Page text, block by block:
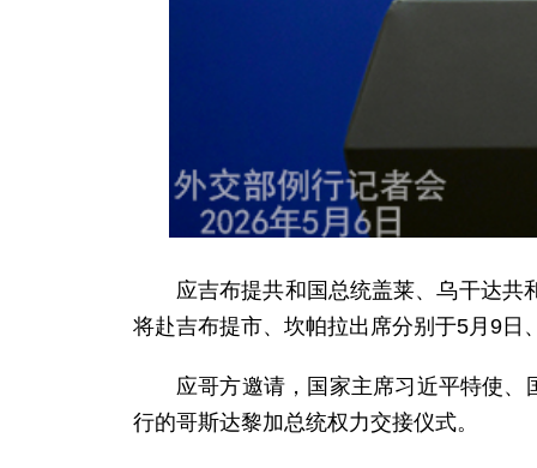
应吉布提共和国总统盖莱、乌干达共
将赴吉布提市、坎帕拉出席分别于5月9
应哥方邀请，国家主席习近平特使
行的哥斯达黎加总统权力交接仪式。